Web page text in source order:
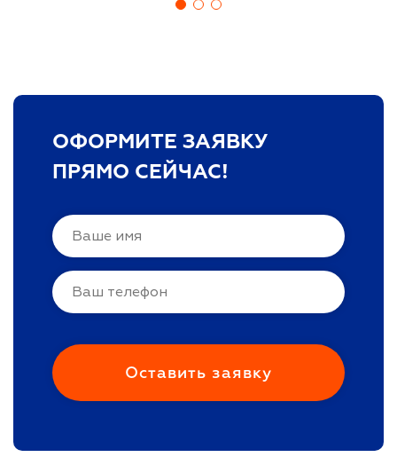
ОФОРМИТЕ ЗАЯВКУ
ПРЯМО СЕЙЧАС!